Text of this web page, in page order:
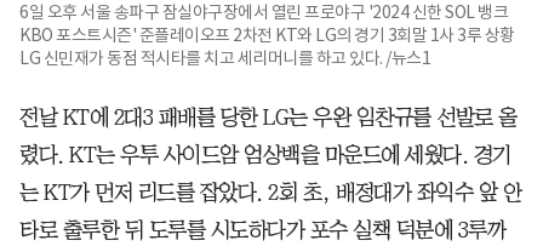
6일 오후 서울 송파구 잠실야구장에서 열린 프로야구 '2024 신한 SOL 뱅크
KBO 포스트시즌' 준플레이오프 2차전 KT와 LG의 경기 3회말 1사 3루 상황
LG 신민재가 동점 적시타를 치고 세리머니를 하고 있다. /뉴스1
전날 KT에 2대3 패배를 당한 LG는 우완 임찬규를 선발로 올
렸다. KT는 우투 사이드암 엄상백을 마운드에 세웠다. 경기
는 KT가 먼저 리드를 잡았다. 2회 초, 배정대가 좌익수 앞 안
타로 출루한 뒤 도루를 시도하다가 포수 실책 덕분에 3루까